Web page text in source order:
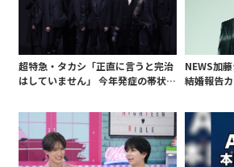
超特急・タカシ「正直に言うと完治
はしていません」 今年発症の帯状疱
白 後遺症も語る
NEWS加
結婚報告
も添えて